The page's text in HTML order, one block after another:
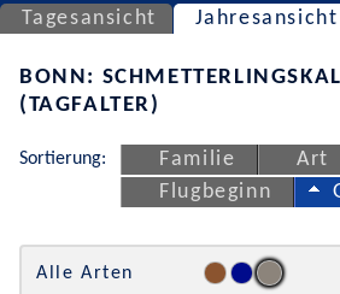
Tagesansicht Jahresansicht
BONN:
(TAGFALTER)
Sortierung: Familie Art
Flugbeginn
Alle Arten